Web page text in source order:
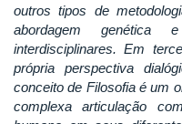
outros tipos de
abordagem
interdisciplinares. Em
própria perspectiva
conceito de Filosofia é um
complexa articulação